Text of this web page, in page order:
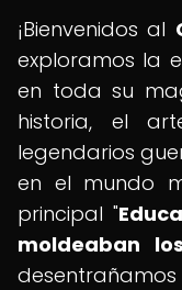
¡Bienvenidos al
exploramos la
en toda su
historia, el
legendarios
en el mundo
principal "
moldeaban